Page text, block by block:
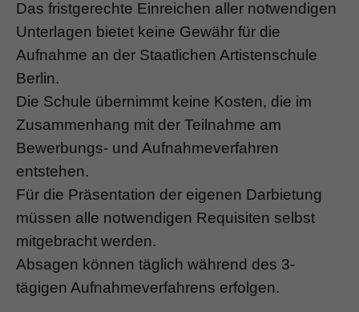
Das fristgerechte Einreichen aller notwendigen
Unterlagen bietet keine Gewähr für die
Aufnahme an der Staatlichen Artistenschule
Berlin.
Die Schule übernimmt keine Kosten, die im
Zusammenhang mit der Teilnahme am
Bewerbungs- und Aufnahmeverfahren
entstehen.
Für die Präsentation der eigenen Darbietung
müssen alle notwendigen Requisiten selbst
mitgebracht werden.
Absagen können täglich während des 3-
tägigen Aufnahmeverfahrens erfolgen.